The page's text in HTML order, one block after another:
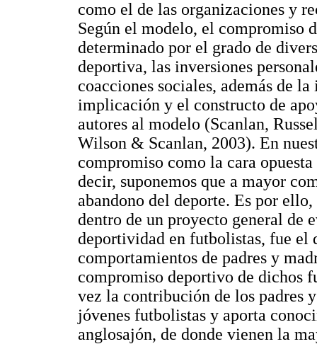
como el de las organizaciones y
Según el modelo, el compromiso
determinado por el grado de
deportiva, las inversiones
coacciones sociales, además de
implicación y el constructo de
autores al modelo (Scanlan,
Wilson & Scanlan, 2003). En
compromiso como la cara
decir, suponemos que a mayor
abandono del deporte. Es por
dentro de un proyecto general de
deportividad en futbolistas, fue el
comportamientos de padres y
compromiso deportivo de dichos
vez la contribución de los padres
jóvenes futbolistas y aporta
anglosajón, de donde vienen la